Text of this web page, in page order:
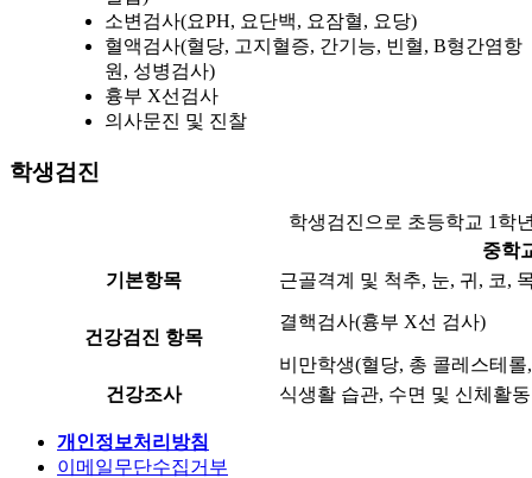
소변검사(요PH, 요단백, 요잠혈, 요당)
혈액검사(혈당, 고지혈증, 간기능, 빈혈, B형간염항
원, 성병검사)
흉부 X선검사
의사문진 및 진찰
학생검진
학생검진으로 초등학교 1학
중학
기본항목
근골격계 및 척추, 눈, 귀, 코,
건강검진 항목
결핵검사(흉부 X선 검사)
비만학생(혈당, 총 콜레스테
건강조사
식생활 습관, 수면 및 신체활
개인정보처리방침
이메일무단수집거부